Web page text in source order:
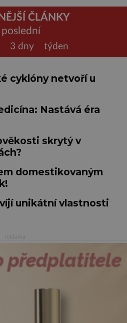
ČLÁNKY
poslední
3 dny týden
cyklóny netvoří u
Nastává éra
skrytý v
domestikovaným
unikátní vlastnosti